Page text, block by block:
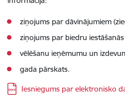
ziņojums par dāvinājumiem
ziņojums par biedru
vēlēšanu ieņēmumu un
gada pārskats.
Lejupielādēt:
Iesniegums par elektronisko